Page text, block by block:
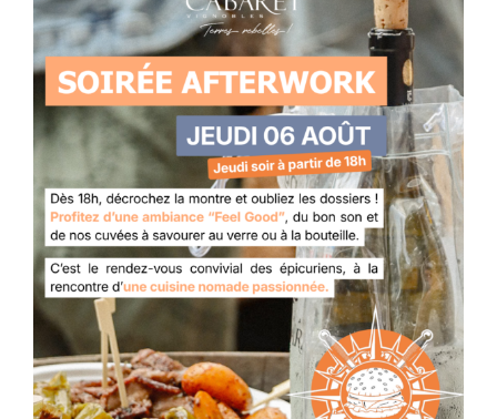
Vous devez avoir l'âge légal
pour visiter ce site web
J'AI PLUS DE 18 ANS
JE N'AI PAS L'ÂGE LÉGAL